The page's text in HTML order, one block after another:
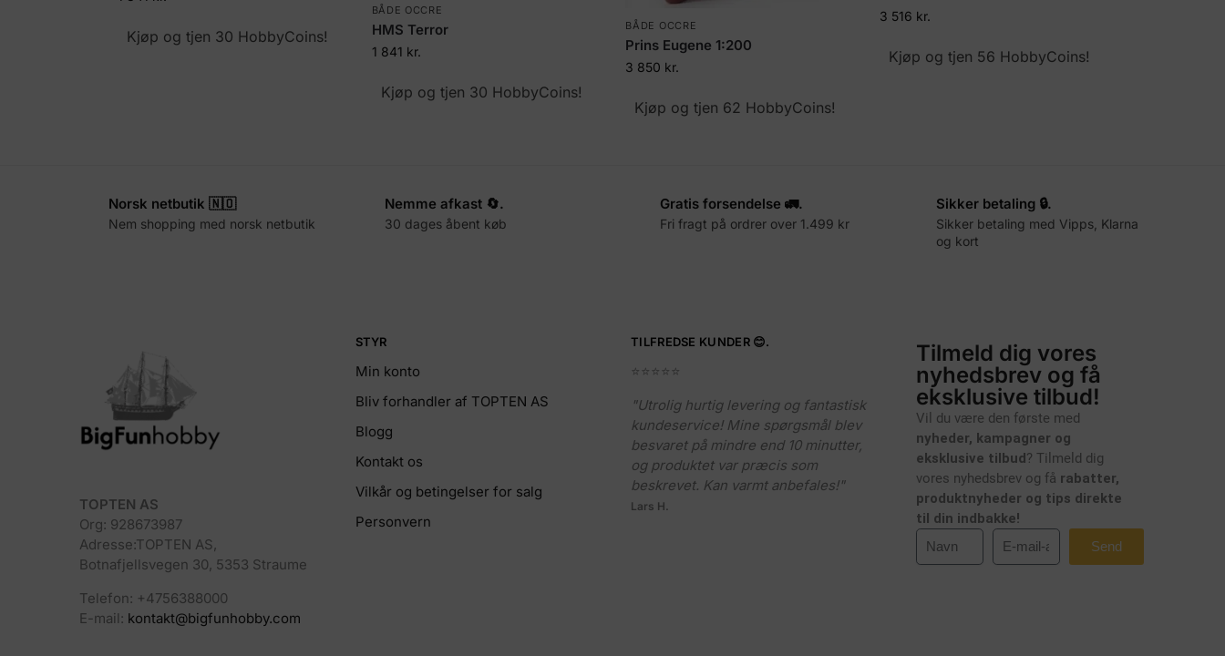
Kjøp og tjen 30 HobbyCoins!
BÅDE OCCRE
HMS Terror
1 841 kr.
Kjøp og tjen 30 HobbyCoins!
BÅDE OCCRE
Prins Eugene 1:200
3 850 kr.
Kjøp og tjen 62 HobbyCoins!
3 516 kr.
Kjøp og tjen 56 HobbyCoins!
Norsk netbutik 🇳🇴
Nem shopping med norsk netbutik
Nemme afkast 🔄.
30 dages åbent køb
Gratis forsendelse 🚛.
Fri fragt på ordrer over 1.499 kr
Sikker betaling 🔒.
Sikker betaling med Vipps, Klarna
og kort
TOPTEN AS
Org: 928673987
Adresse:TOPTEN AS,
Botnafjellsvegen 30, 5353 Straume
Telefon: +4756388000
E-mail: kontakt@bigfunhobby.com
STYR
Min konto
Bliv forhandler af TOPTEN AS
Blogg
Kontakt os
Vilkår og betingelser for salg
Personvern
TILFREDSE KUNDER 😊.
⭐️⭐️⭐️⭐️⭐️
"Utrolig hurtig levering og fantastisk
kundeservice! Mine spørgsmål blev
besvaret på mindre end 10 minutter,
og produktet var præcis som
beskrevet. Kan varmt anbefales!"
Lars H.
Tilmeld dig vores
nyhedsbrev og få
eksklusive tilbud!
Vil du være den første med
nyheder, kampagner og
eksklusive tilbud? Tilmeld dig
vores nyhedsbrev og få rabatter,
produktnyheder og tips direkte
til din indbakke!
Send